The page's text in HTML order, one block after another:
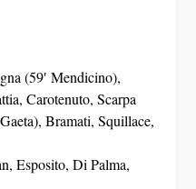
(59′ Mendicino),
Carotenuto, Scarpa
Bramati, Squillace,
Esposito, Di Palma,